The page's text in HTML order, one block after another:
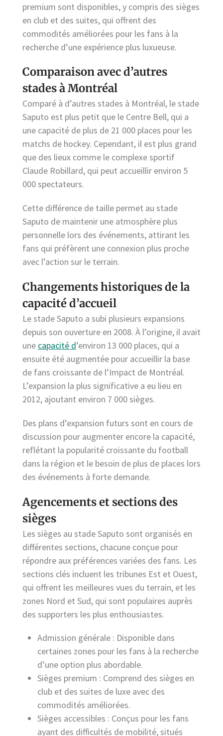
premium sont disponibles, y compris des sièges
en club et des suites, qui offrent des
commodités améliorées pour les fans à la
recherche d’une expérience plus luxueuse.
Comparaison avec d’autres
stades à Montréal
Comparé à d’autres stades à Montréal, le stade
Saputo est plus petit que le Centre Bell, qui a
une capacité de plus de 21 000 places pour les
matchs de hockey. Cependant, il est plus grand
que des lieux comme le complexe sportif
Claude Robillard, qui peut accueillir environ 5
000 spectateurs.
Cette différence de taille permet au stade
Saputo de maintenir une atmosphère plus
personnelle lors des événements, attirant les
fans qui préfèrent une connexion plus proche
avec l’action sur le terrain.
Changements historiques de la
capacité d’accueil
Le stade Saputo a subi plusieurs expansions
depuis son ouverture en 2008. À l’origine, il avait
une capacité d’environ 13 000 places, qui a
ensuite été augmentée pour accueillir la base
de fans croissante de l’Impact de Montréal.
L’expansion la plus significative a eu lieu en
2012, ajoutant environ 7 000 sièges.
Des plans d’expansion futurs sont en cours de
discussion pour augmenter encore la capacité,
reflétant la popularité croissante du football
dans la région et le besoin de plus de places lors
des événements à forte demande.
Agencements et sections des
sièges
Les sièges au stade Saputo sont organisés en
différentes sections, chacune conçue pour
répondre aux préférences variées des fans. Les
sections clés incluent les tribunes Est et Ouest,
qui offrent les meilleures vues du terrain, et les
zones Nord et Sud, qui sont populaires auprès
des supporters les plus enthousiastes.
Admission générale : Disponible dans
certaines zones pour les fans à la recherche
d’une option plus abordable.
Sièges premium : Comprend des sièges en
club et des suites de luxe avec des
commodités améliorées.
Sièges accessibles : Conçus pour les fans
ayant des difficultés de mobilité, situés